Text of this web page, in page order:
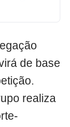
de base
realiza